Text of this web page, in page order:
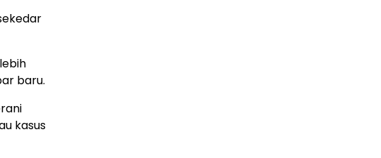
baru.
kasus